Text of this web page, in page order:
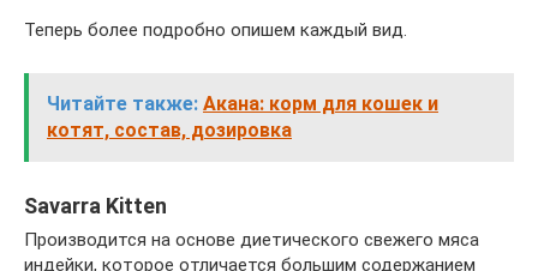
Теперь более подробно опишем каждый вид.
Читайте также: Акана: корм для кошек и
котят, состав, дозировка
Savarra Kitten
Производится на основе диетического свежего мяса
индейки, которое отличается большим содержанием